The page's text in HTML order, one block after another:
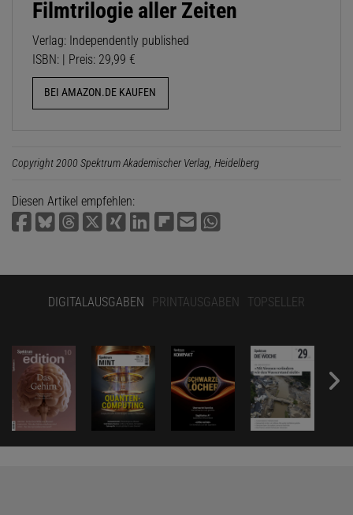
Filmtrilogie aller Zeiten
Verlag: Independently published
ISBN: | Preis: 29,99 €
BEI AMAZON.DE KAUFEN
Copyright 2000 Spektrum Akademischer Verlag, Heidelberg
Diesen Artikel empfehlen:
DIGITALAUSGABEN PRINTAUSGABEN TOPSELLER